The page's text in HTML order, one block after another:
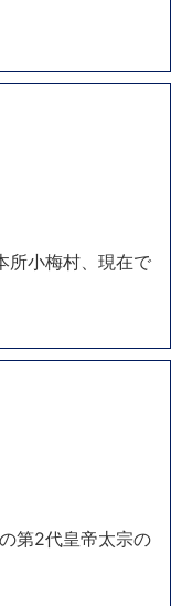
所小梅村、現在で
第2代皇帝太宗の